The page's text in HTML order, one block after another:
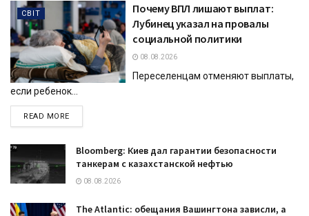
СВІТ
Почему ВПЛ лишают выплат:
Лубинец указал на провалы
социальной политики
08.08.2026
Переселенцам отменяют выплаты,
если ребенок...
READ MOREDETAILS
Bloomberg: Киев дал гарантии безопасности
танкерам с казахстанской нефтью
08.08.2026
The Atlantic: обещания Вашингтона зависли, а